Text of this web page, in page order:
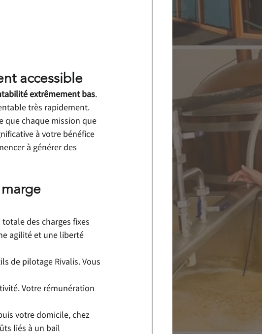
accessible
extrêmement bas.
très rapidement.
que chaque mission que
à votre bénéfice
à générer des
des charges fixes
agilité et une liberté
de pilotage Rivalis. Vous
Votre rémunération
votre domicile, chez
liés à un bail